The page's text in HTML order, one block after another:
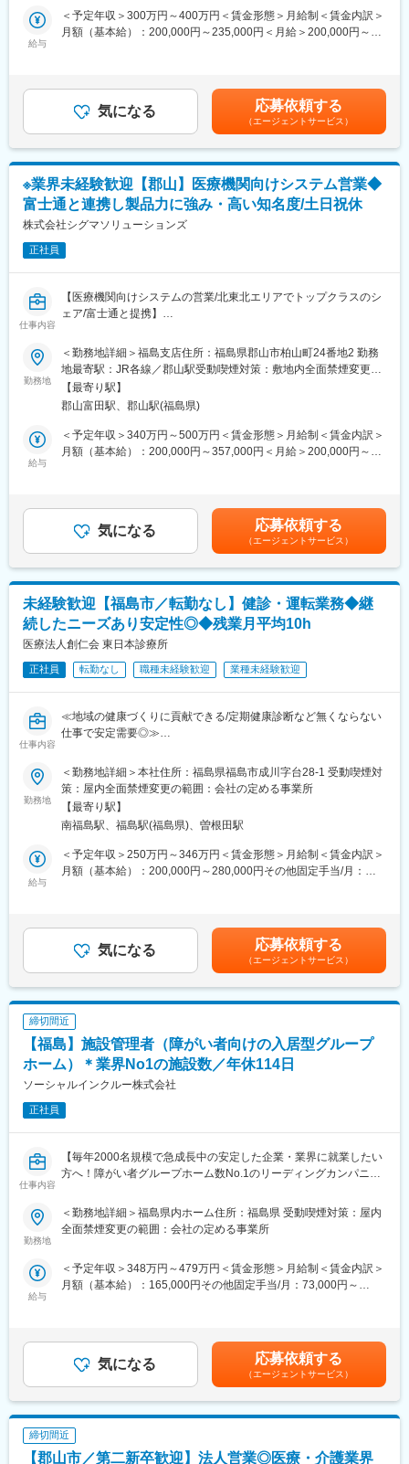
変更の範囲：会社の定める業務
◇検体受付・振り分け業務
営業エリア全域からラボに搬入される約500～1000の検体の受
務を行います。
細菌検査や分析機器を用いた検査、官能試験（味、臭気）など、
検査対象に合わせて様々な検査・分析を行います。
の検査準備などを行い業務終了。
※未経験でも一から現場で研修を行いますので安心して就業をスタ
ートできます。平均１年程度で検査業務は独り立ちできます。
■環境検査の魅力
環境検査は法律によって検査が義務付けられているものが多く、
社会的なニーズが高く安定性が高い仕事です。水道水や河川湖
沼、ビル・マンション、レジャー施設（プール・温泉）など
人々の生活に身近な衛生環境の維持に大きく貢献をしており、自
分たちの検査が社会に直接役立っていることを実感できる職種で
■配属組織
水質検査を主に行う当社のメインラボ、環境分析センターは85名
の組織となります。（正社員50名）
のグループの配属となります。
○生物グループ：細菌検査（一般細菌、大腸菌、レジオネラ菌等）
○機器グループ：高度な分析機器を用いた様々な分析
■働き方
・月平均で５～10時間程度の残業時間となり、繁忙期（夏期）を
除きほとんど定時退社。
・ラボでの業務となるため、検体のサンプリングなどの外勤業務
ありません。検査項目によって夜勤あり（シフト制／基本2週間交
代）
・業務はチーム単位で行っているためコミュニケーションを重視
しています。
給与
＜予定年収＞300万円～400万円＜賃金形態＞月給制＜賃金内訳＞
月額（基本給）：200,000円～235,000円＜月給＞200,000円～
気になる 応募依頼する
（エージェントサービス）
※業界未経験歓迎【郡山】医療機関向けシステム営業◆
富士通と連携し製品力に強み・高い知名度/土日祝休
株式会社シグマソリューションズ
正社員
仕事内容
【医療機関向けシステムの営業/北東北エリアでトップクラスのシ
ェア/富士通と提携】
■魅力
・青森や秋田などの東北北部地域にて、医療機関向けシステムの
導入でトップクラスのシェアを誇るため、業務における認知度が
高いです！
■業務内容
医療機関向けのシステム開発・販売を行っている同社にて福島県
自社製品のほか富士通などの有名企業の製品も扱うため、業界で
の知名度は高いです。
また、営業する際は、システム使用方法のレクチャー専門のイン
■職務内容詳細：
入社直後は営業部門の先輩社員やインストラクターと一緒に訪
問、飛び込みなど新規の顧客に向けた営業を行っていただきま
す。業務に慣れてきたら2~3年程度で徐々に既存顧客の引継が行
われていくため、徐々に既存顧客対応にシフトしていくイメージ
です（通例5年程度で既存がほぼ100%になっています）。
新規営業の間は明確な担当顧客数は定められていませんが、既存
営業に移行するタイミングで50~60社程度をご担当いただくイメ
ージとなります。
■教育体制
入社後半年程度は先輩社員の商談に同席していただき、どのよう
な流れで契約が行われるかを習得いただきます。慣れてきたらご
自身で商談を行っていただき、契約取得に向けて企業と接点を取
■評価体制
同社製品は医療機関の診療報酬改定に対応する関係で需要に波が
あるため、報酬改定対応がある年度は高めに、そうでない年は低
めに設定されます。
■当社について：
当社は富士通パートナーとして特に秋田・青森・岩手で特に高い
シェアを誇り、業界としてもニーズが増え続けている成長産業で
す。
当社システムや全国2,500軒の調剤薬局で使用されています。
変更の範囲：会社の定める業務
勤務地
＜勤務地詳細＞福島支店住所：福島県郡山市柏山町24番地2 勤務
地最寄駅：JR各線／郡山駅受動喫煙対策：敷地内全面禁煙変更の
範囲：会社の定める事業所
【最寄り駅】
郡山富田駅、郡山駅(福島県)
給与
＜予定年収＞340万円～500万円＜賃金形態＞月給制＜賃金内訳＞
月額（基本給）：200,000円～357,000円＜月給＞200,000円～
気になる 応募依頼する
（エージェントサービス）
未経験歓迎【福島市／転勤なし】健診・運転業務◆継
続したニーズあり安定性◎◆残業月平均10h
医療法人創仁会 東日本診療所
正社員 転勤なし 職種未経験歓迎 業種未経験歓迎
仕事内容
≪地域の健康づくりに貢献できる/定期健康診断など無くならない
仕事で安定需要◎≫
■業務内容：
・健診車両の運転業務
・県内各地の企業に出向いて行う健康診断業務
・ライセンスを不要とする検査業務（視力検査、身長・体重測定
等）
・検査に伴う受付等
※すべての検診に同行するわけではなく、受診人数が多い場合等、
■働き方：
・土曜日は隔週で午前中のみ勤務（休憩なし）
・県内各地の企業に出向いて健診を行うため、早出や残業が発生
（現地での健診は16時頃に終了が多い）。
・朝8時30分や9時に現地に入るため、事務所に7時集合となるこ
とがあります。
※会津若松方面への短期出張（1泊2日）もありますが、ほとんど
の日が日帰りです。
な身長・体重測定などの簡単な検査ですので、医療・健康に関す
る専門知識がない方でも、すぐに習得することができます。
■当社について：
・健康診断を中心に地域のみなさまの健康づくりに貢献しており
た需要が見込まれます。
勤務地
＜勤務地詳細＞本社住所：福島県福島市成川字台28-1 受動喫煙対
策：屋内全面禁煙変更の範囲：会社の定める事業所
【最寄り駅】
南福島駅、福島駅(福島県)、曽根田駅
給与
＜予定年収＞250万円～346万円＜賃金形態＞月給制＜賃金内訳＞
月額（基本給）：200,000円～280,000円その他固定手当/月：
する可能性があります。月給(月額)は固定手当を含めた表記です。
気になる 応募依頼する
（エージェントサービス）
締切間近
【福島】施設管理者（障がい者向けの入居型グループ
ホーム）＊業界No1の施設数／年休114日
ソーシャルインクルー株式会社
正社員
仕事内容
【毎年2000名規模で急成長中の安定した企業・業界に就業したい
方へ！障がい者グループホーム数No.1のリーディングカンパニー
■業務内容：
す。
【変更の範囲：会社の定める業務】
・スタッフ採用・研修・教育・シフト管理
・新規入居対応、ご家族様対応
・行政関係各所対応
※本社専門部署が一括対応の為、請求・申請業務なし
■キャリアパス／モデル年収：
・エリアマネージャー：480万円～
勤務地
＜勤務地詳細＞福島県内ホーム住所：福島県 受動喫煙対策：屋内
全面禁煙変更の範囲：会社の定める事業所
給与
＜予定年収＞348万円～479万円＜賃金形態＞月給制＜賃金内訳＞
月額（基本給）：165,000円その他固定手当/月：73,000円～
業手当＞有＜給与補足＞◆賞与：無◆昇給：年1回（3月）※個人
の評価に応じて昇降給の場合あり・超過分・深夜割増賃金別途支
給・交通費規定内支給 （バイク通勤・車通勤OK）賃金はあくまで
も目安の金額であり、選考を通じて上下する可能性があります。
月給(月額)は固定手当を含めた表記です。
気になる 応募依頼する
（エージェントサービス）
締切間近
【郡山市／第二新卒歓迎】法人営業◎医療・介護業界